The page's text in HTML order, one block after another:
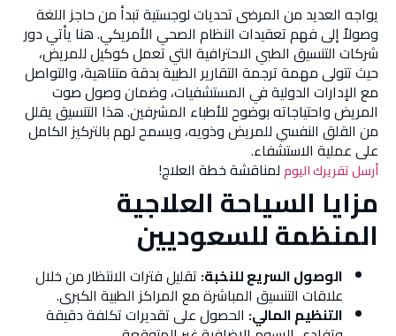
يواجه العديد من المرضى تحديات لوجستية تبدأ من حاجز اللغة
وصولاً إلى فهم تعقيدات النظام الصحي الأمريكي. هنا يأتي دور
شركات التنسيق الطبي الاحترافية التي تعمل كوكيل للمريض،
حيث تتولى مهمة ترجمة التقارير الطبية بدقة متناهية، والتواصل
مع الإدارات الدولية في المستشفيات، وضمان وصول صوت
المريض واحتياجاته بوضوح للأطباء المشرفين. هذا التنسيق يقلل
من القلق النفسي للمريض وذويه، ويسمح لهم بالتركيز الكامل
على عملية الاستشفاء.
أرسل تقريرك اليوملمناقشة خطة العلاج!
مزايا السياحة العلاجية
المنظمة للسعوديين
الوصول السريع للنخبة: تقليل فترات الانتظار من خلال
علاقات التنسيق المباشرة مع المراكز الطبية الكبرى.
التنظيم المالي: الحصول على تقديرات تكلفة دقيقة